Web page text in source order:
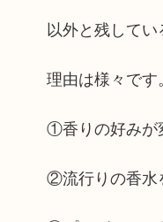
以外と残してい
理由は様々です。
①香りの好みが
②流行りの香水